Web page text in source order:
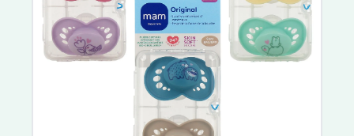
Marvis
Meridol
Parodontax
Parogencyl